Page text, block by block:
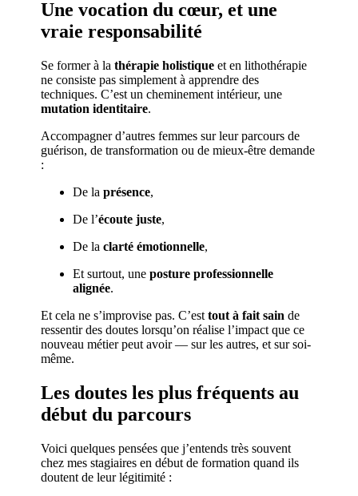
Une vocation du cœur, et une
vraie responsabilité
Se former à lathérapie holistique et en lithothérapie
ne consiste pas simplement à apprendre des
techniques. C’est un cheminement intérieur, une
mutation identitaire.
Accompagner d’autres femmes sur leur parcours de
guérison, de transformation ou de mieux-être demande
:
De laprésence,
De l’écoute juste,
De laclarté émotionnelle,
Et surtout, uneposture professionnelle
alignée.
Et cela ne s’improvise pas. C’esttout à fait sain de
ressentir des doutes lorsqu’on réalise l’impact que ce
nouveau métier peut avoir — sur les autres, et sur soi-
même.
Les doutes les plus fréquents au
début du parcours
Voici quelques pensées que j’entends très souvent
chez mes stagiaires en début de formation quand ils
doutent de leur légitimité :